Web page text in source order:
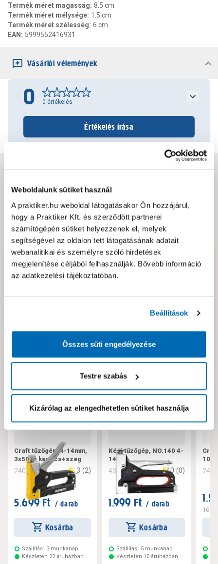
Weboldalunk sütiket használ
A praktiker.hu weboldal látogatásakor Ön hozzájárul,
hogy a Praktiker Kft. és szerződött partnerei
számítógépén sütiket helyezzenek el, melyek
segítségével az oldalon tett látogatásának adatait
webanalitikai és személyre szóló hirdetések
megjelenítése céljából felhasználják. Bővebb információ
az adatkezelési tájékoztatóban.
Beállítások
Összes süti engedélyezése
Testre szabás
Kizárólag az elengedhetetlen sütiket használja
Termék méret magasság: 8.5 cm
Termék méret mélysége: 1.5 cm
Termék méret szélesség: 6 cm
EAN : 5999552416931
Vásárlói vélemények
0 0 értékelés
Értékelés írása
Csomagolási és súly információk
Dokumentumok, felelős személy
Hibát találtál az oldalon vagy a termék leírásában?
Craft tűzőgép, 4-14mm,
3x50db kapocs+szeg
240386 3 (2)
5.699 Ft / darab
Kosárba
Szállítás: 3 munkanap
Készleten 22 áruházban
Kézi tűzőgép, NO.140 4-
14 mm
434223 0 (0)
1.999 Ft / darab
Kosárba
Szállítás: 5 munkanap
Készleten 10 áruházban
16 Ft